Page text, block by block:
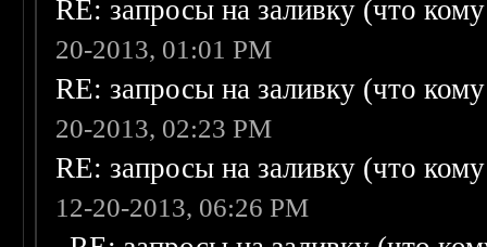
RE: запросы на заливку (что
20-2013, 01:01 PM
RE: запросы на заливку (что
20-2013, 02:23 PM
RE: запросы на заливку (что
12-20-2013, 06:26 PM